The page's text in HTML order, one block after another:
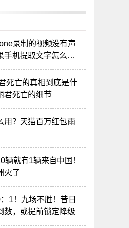
录制的视频没有声
手机提取文字怎么提
死亡的真相到底是什
君死亡的细节
用？天猫百万红包雨
辆就有1辆来自中国！
火了
：1！九场不胜！昔日
数，或提前锁定降级